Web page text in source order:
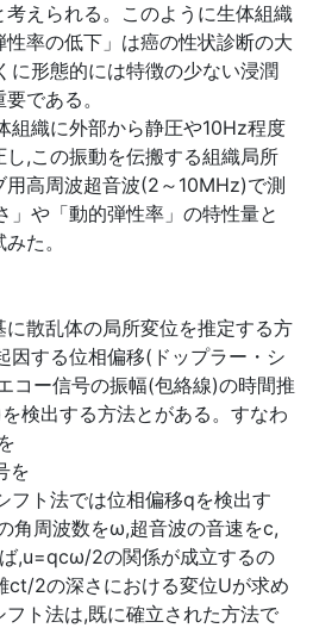
えられる。このように生体組織
率の低下」は癌の性状診断の大
に形態的には特徴の少ない浸潤
である。
組織に外部から静圧や10Hz程度
,この振動を伝搬する組織局所
高周波超音波(2～10MHz)で測
」や「動的弾性率」の特性量と
た。
散乱体の局所変位を推定する方
因する位相偏移(ドップラー・シ
コー信号の振幅(包絡線)の時間推
検出する方法とがある。すなわ
を
フト法では位相偏移qを検出す
角周波数をω,超音波の音速をc,
,u=qcω/2の関係が成立するの
ct/2の深さにおける変位Uが求め
ト法は,既に確立された方法で